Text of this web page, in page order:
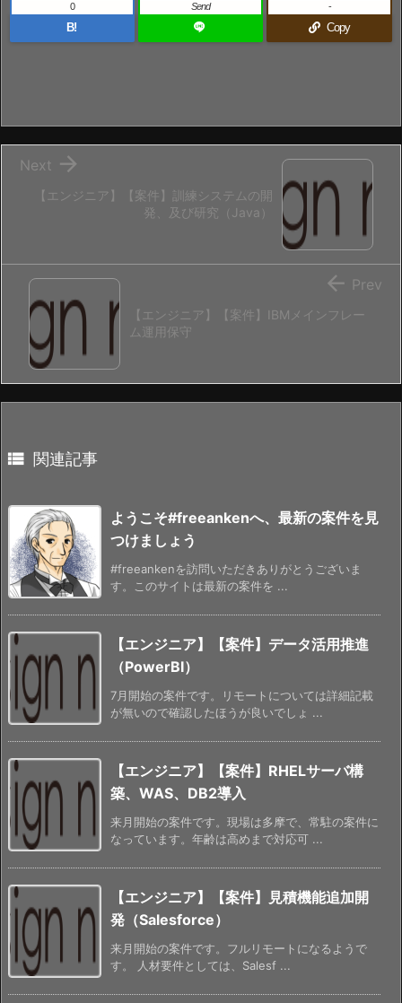
B!
0 Send
Copy
-
【エンジニア】【案件】訓練システムの開
発、及び研究（Java）

Next
【エンジニア】【案件】IBMメインフレー
ム運用保守
 Prev
 関連記事
ようこそ#freeankenへ、最新の案件を見
つけましょう
#freeankenを訪問いただきありがとうございま
す。このサイトは最新の案件を ...
【エンジニア】【案件】データ活用推進
（PowerBI）
7月開始の案件です。リモートについては詳細記載
が無いので確認したほうが良いでしょ ...
【エンジニア】【案件】RHELサーバ構
築、WAS、DB2導入
来月開始の案件です。現場は多摩で、常駐の案件に
なっています。年齢は高めまで対応可 ...
【エンジニア】【案件】見積機能追加開
発（Salesforce）
来月開始の案件です。フルリモートになるようで
す。 人材要件としては、Salesf ...